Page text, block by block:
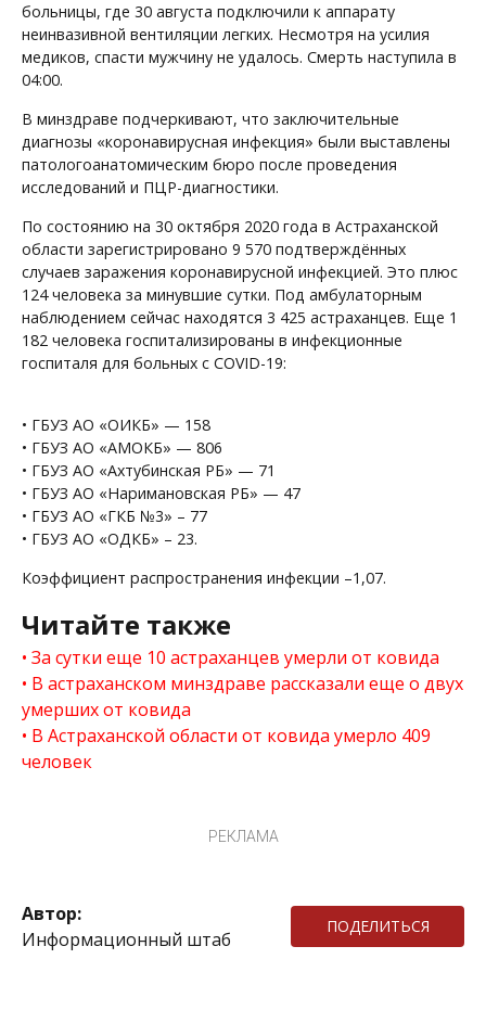
больницы, где 30 августа подключили к аппарату
неинвазивной вентиляции легких. Несмотря на усилия
медиков, спасти мужчину не удалось. Смерть наступила в
04:00.
В минздраве подчеркивают, что заключительные
диагнозы «коронавирусная инфекция» были выставлены
патологоанатомическим бюро после проведения
исследований и ПЦР-диагностики.
По состоянию на 30 октября 2020 года в Астраханской
области зарегистрировано 9 570 подтверждённых
случаев заражения коронавирусной инфекцией. Это плюс
124 человека за минувшие сутки. Под амбулаторным
наблюдением сейчас находятся 3 425 астраханцев. Еще 1
182 человека госпитализированы в инфекционные
госпиталя для больных с COVID-19:
• ГБУЗ АО «ОИКБ» — 158
• ГБУЗ АО «АМОКБ» — 806
• ГБУЗ АО «Ахтубинская РБ» — 71
• ГБУЗ АО «Наримановская РБ» — 47
• ГБУЗ АО «ГКБ №3» – 77
• ГБУЗ АО «ОДКБ» – 23.
Коэффициент распространения инфекции –1,07.
Читайте также
За сутки еще 10 астраханцев умерли от ковида
В астраханском минздраве рассказали еще о двух
умерших от ковида
В Астраханской области от ковида умерло 409
человек
РЕКЛАМА
Автор:
Информационный штаб
ПОДЕЛИТЬСЯ